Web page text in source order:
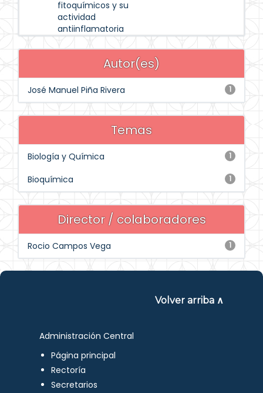
fitoquímicos y su
actividad
antiinflamatoria
Autor(es)
1
José Manuel Piña Rivera
Temas
1
Biología y Química
1
Bioquímica
Director / colaboradores
1
Rocio Campos Vega
Volver arriba ∧
Administración Central
Página principal
Rectoría
Secretarios